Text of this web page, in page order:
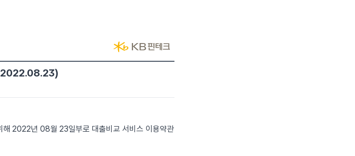
(2022.08.23)
해 2022년 08월 23일부로 대출비교 서비스 이용약관